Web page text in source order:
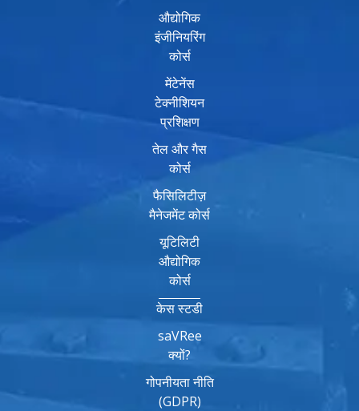
औद्योगिक
इंजीनियरिंग
कोर्स
मेंटेनेंस
टेक्नीशियन
प्रशिक्षण
तेल और गैस
कोर्स
फैसिलिटीज़
मैनेजमेंट कोर्स
यूटिलिटी
औद्योगिक
कोर्स
केस स्टडी
saVRee
क्यों?
गोपनीयता नीति
(GDPR)